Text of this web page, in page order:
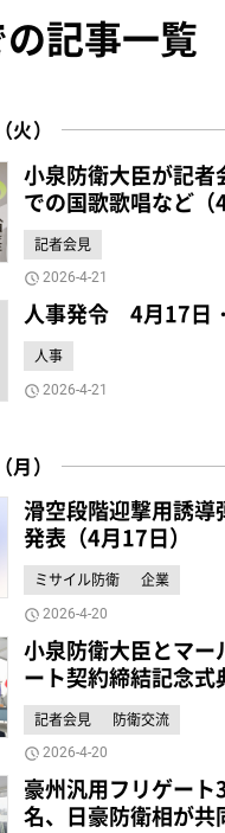
記事一覧
）
小泉防衛大臣が記
での国歌歌唱など（
記者会見
2026-4-21
人事発令 4月17日
人事
2026-4-21
）
滑空段階迎撃用誘
発表（4月17日）
ミサイル防衛 企業
2026-4-20
小泉防衛大臣とマ
ート契約締結記念式
記者会見 防衛交流
2026-4-20
豪州汎用フリゲー
名、日豪防衛相が共